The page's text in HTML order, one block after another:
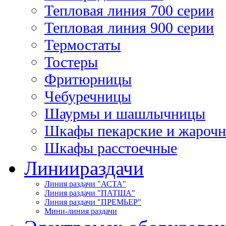
Тепловая линия 700 серии
Тепловая линия 900 серии
Термостаты
Тостеры
Фритюрницы
Чебуречницы
Шаурмы и шашлычницы
Шкафы пекарские и
Шкафы расстоечные
Линиираздачи
Линия раздачи "АСТА"
Линия раздачи "ПАТША"
Линия раздачи "ПРЕМЬЕР"
Мини-линия раздачи